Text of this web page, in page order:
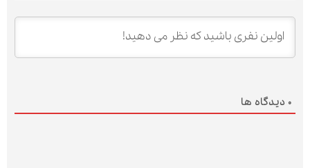
0 دیدگاه ها